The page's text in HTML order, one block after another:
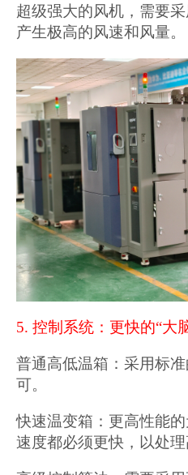
超级强大的风机，需要
产生极高的风速和风量。
5. 控制系统：更快的“大
普通高低温箱：采用标
可。
快速温变箱：更高性能
速度都必须更快，以处